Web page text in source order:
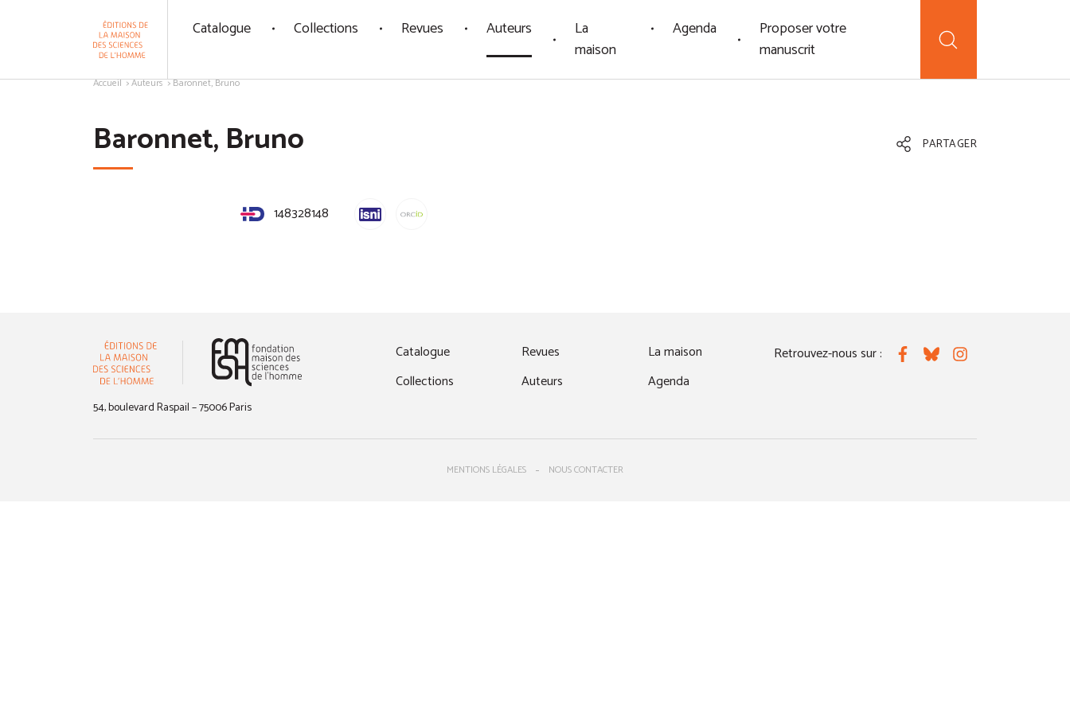
Catalogue Collections Revues Auteurs
La
maison
Agenda
Proposer votre
manuscrit
Accueil Auteurs Baronnet, Bruno
Baronnet, Bruno
148328148
PARTAGER
54, boulevard Raspail – 75006 Paris
Catalogue
Collections
Revues
Auteurs
La maison
Agenda
Retrouvez-nous sur : FacebookBlueskyInstagram
MENTIONS LÉGALES NOUS CONTACTER